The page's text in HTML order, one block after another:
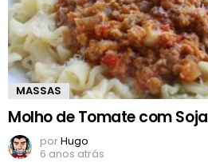
MASSAS
Molho de Tomate com Soja
porHugo
6 anos atrás